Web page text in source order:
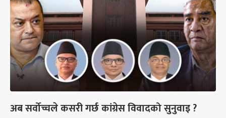
अब सर्वोच्चले कसरी गर्छ कांग्रेस विवादको सुनुवाइ ?